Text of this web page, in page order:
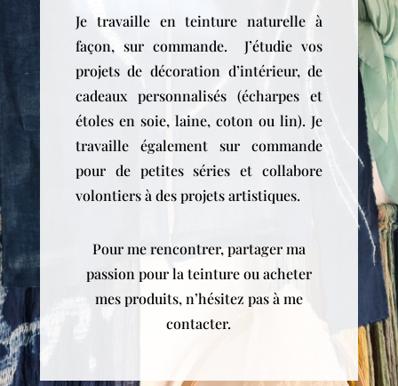
Je travaille en teinture naturelle à
façon, sur commande. J’étudie vos
projets de décoration d’intérieur, de
cadeaux personnalisés (écharpes et
étoles en soie, laine, coton ou lin). Je
travaille également sur commande
pour de petites séries et collabore
volontiers à des projets artistiques.
Pour me rencontrer, partager ma
passion pour la teinture ou acheter
mes produits, n’hésitez pas à me
contacter.